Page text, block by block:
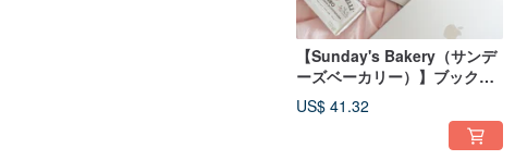
【Sunday's Bakery（サンデ
ーズベーカリー）】ブック型
iPad保護ケース
US$ 41.32